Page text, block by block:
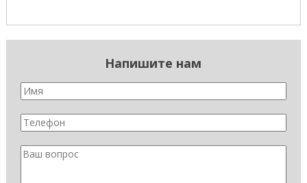
Напишите нам